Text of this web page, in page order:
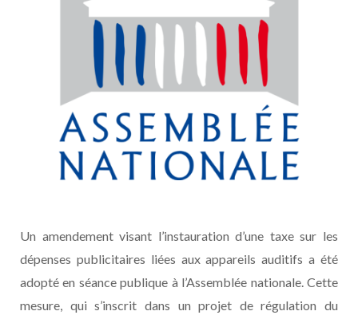
Un amendement visant l’instauration d’une taxe sur les
dépenses publicitaires liées aux appareils auditifs a été
adopté en séance publique à l’Assemblée nationale. Cette
mesure, qui s’inscrit dans un projet de régulation du